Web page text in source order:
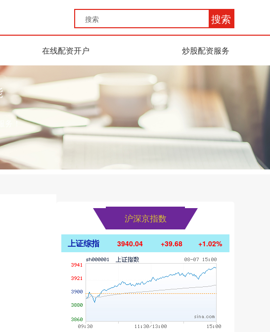
搜索
在线配资开户 炒股配资服务
务！
沪深京指数
上证综指 3940.04 +39.68 +1.02%